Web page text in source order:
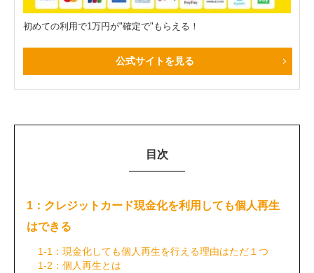
初めての利用で1万円が"確定で"もらえる！
公式サイトを見る
目次
1：クレジットカード現金化を利用しても個人再生
はできる
1-1：現金化しても個人再生を行える理由はただ１つ
1-2：個人再生とは